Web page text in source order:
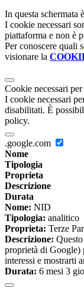
In questa schermata
I cookie necessari
piattaforma e non è
Per conoscere quali
visionare la
Cookie necessari
I cookie necessari
disabilitati. È
policy.
.google.com
Nome
Tipologia
Proprieta
Descrizione
Durata
Nome: NID
Tipologia: analitico
Proprieta: Terze
Descrizione:
proprietà di Google)
interessi e mostrarti
Durata: 6 mesi 3